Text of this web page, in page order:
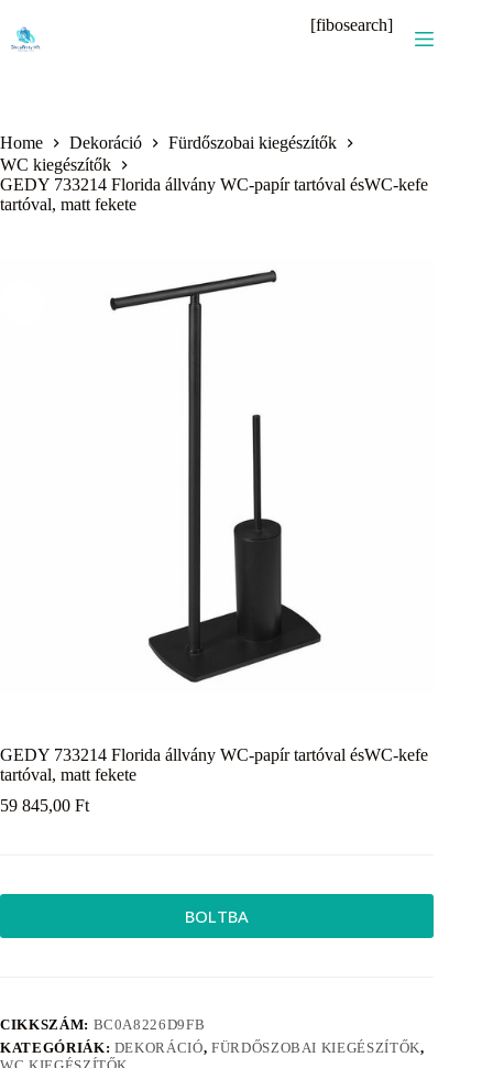
content
[fibosearch]
Home Dekoráció
Fürdőszobai kiegészítők
WC kiegészítők
GEDY 733214 Florida állvány WC-papír tartóval ésWC-kefe
tartóval, matt fekete
GEDY 733214 Florida állvány WC-papír tartóval ésWC-kefe
tartóval, matt fekete
59 845,00 Ft
BOLTBA
CIKKSZÁM: BC0A8226D9FB
KATEGÓRIÁK: DEKORÁCIÓ, FÜRDŐSZOBAI KIEGÉSZÍTŐK,